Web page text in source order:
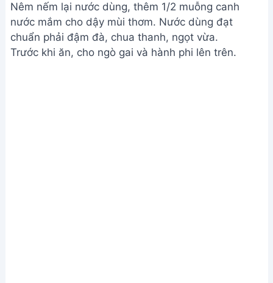
Nêm nếm lại nước dùng, thêm 1/2 muỗng canh
nước mắm cho dậy mùi thơm. Nước dùng đạt
chuẩn phải đậm đà, chua thanh, ngọt vừa.
Trước khi ăn, cho ngò gai và hành phi lên trên.